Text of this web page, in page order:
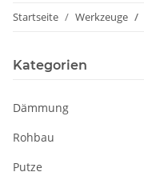
Startseite Werkzeuge
Kategorien
Dämmung
Rohbau
Putze